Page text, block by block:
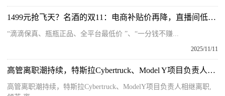
1499元抢飞天？名酒的双11：电商补贴价再降，直播间低价引流，酒企“打假”
“滴滴保真、瓶瓶正品、全平台最低价 ”、“一分钱不赚...
2025/11/11
高管离职潮持续，特斯拉Cybertruck、Model Y项目负责人相继离职|动态
高管离职潮持续，特斯拉Cybertruck、ModelY项目负责人相继离职,